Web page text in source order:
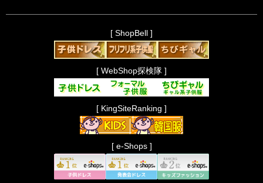
[ ShopBell ]
[ WebShop探検隊 ]
[ KingSiteRanking ]
[ e-Shops ]